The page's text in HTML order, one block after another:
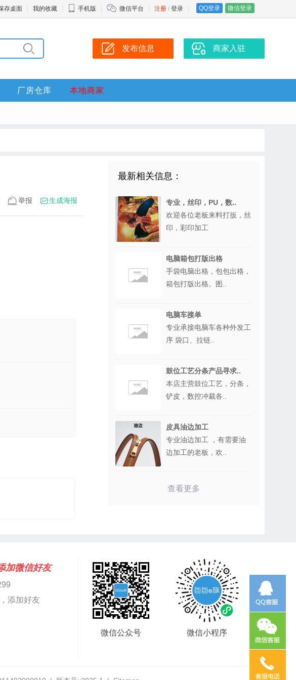
注册 / 登录 QQ登录 微信登录
存桌面 我的收藏 手机版 微信平台
发布信息 商家入驻
厂房仓库 本地商家
举报 生成海报
最新相关信息：
专业，丝印，PU，数..
欢迎各位老板来料打扳，丝
印，彩印加工
电脑箱包打版出格
手袋电脑出格，包包出格，
箱包打版出格。图..
电脑车接单
专业承接电脑车各种外发工
序 袋口、拉链..
鼓位工艺分条产品寻求..
本店主营鼓位工艺，分条，
铲皮，数控冲裁各..
皮具油边加工
专业油边加工 ，有需要油
边加工的老板，欢..
查看更多
加微信好友
添加好友
微信公众号 微信小程序